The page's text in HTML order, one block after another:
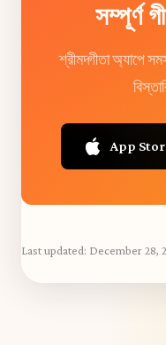
সম্পূর্ণ
শ্রীমদ্গীতা অ্যাপে
App
Last updated: December 28,